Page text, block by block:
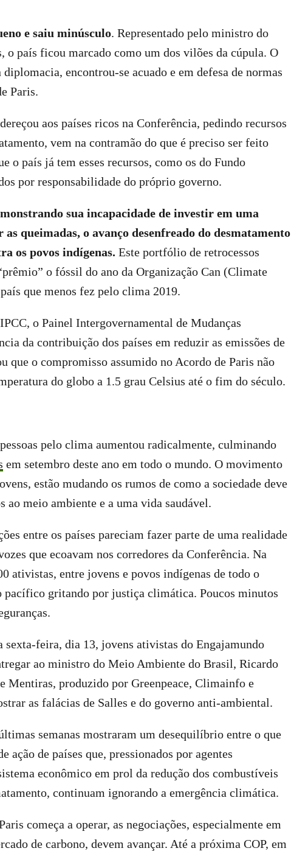
e saiu minúsculo. Representado pelo ministro do
o país ficou marcado como um dos vilões da cúpula. O
encontrou-se acuado e em defesa de normas
Paris.
aos países ricos na Conferência, pedindo recursos
vem na contramão do que é preciso ser feito
o país já tem esses recursos, como os do Fundo
por responsabilidade do próprio governo.
sua incapacidade de investir em uma
queimadas, o avanço desenfreado do desmatamento
os povos indígenas. Este portfólio de retrocessos
o fóssil do ano da Organização Can (Climate
que menos fez pelo clima 2019.
o Painel Intergovernamental de Mudanças
da contribuição dos países em reduzir as emissões de
que o compromisso assumido no Acordo de Paris não
do globo a 1.5 grau Celsius até o fim do século.
pelo clima aumentou radicalmente, culminando
em setembro deste ano em todo o mundo. O movimento
estão mudando os rumos de como a sociedade deve
ao meio ambiente e a uma vida saudável.
entre os países pareciam fazer parte de uma realidade
que ecoavam nos corredores da Conferência. Na
ativistas, entre jovens e povos indígenas de todo o
pacífico gritando por justiça climática. Poucos minutos
sexta-feira, dia 13, jovens ativistas do Engajamundo
ao ministro do Meio Ambiente do Brasil, Ricardo
Mentiras, produzido por Greenpeace, Climainfo e
as falácias de Salles e do governo anti-ambiental.
semanas mostraram um desequilíbrio entre o que
ação de países que, pressionados por agentes
econômico em prol da redução dos combustíveis
continuam ignorando a emergência climática.
começa a operar, as negociações, especialmente em
de carbono, devem avançar. Até a próxima COP, em